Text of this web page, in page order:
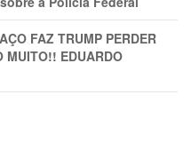
FAZ TRUMP PERDER
MUITO!! EDUARDO